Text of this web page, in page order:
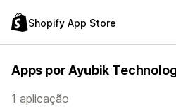
Shopify App Store
Apps por Ayubik
1 aplicação